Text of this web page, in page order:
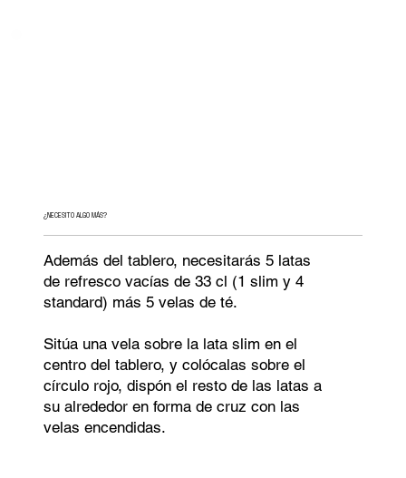
¿NECESITO ALGO MÁS?
Además del tablero, necesitarás 5 latas
de refresco vacías de 33 cl (1 slim y 4
standard) más 5 velas de té.
Sitúa una vela sobre la lata slim en el
centro del tablero, y colócalas sobre el
círculo rojo, dispón el resto de las latas a
su alrededor en forma de cruz con las
velas encendidas.